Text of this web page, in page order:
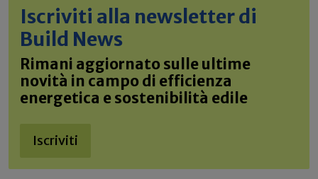
Iscriviti alla newsletter di
Build News
Rimani aggiornato sulle ultime
novità in campo di efficienza
energetica e sostenibilità edile
Iscriviti